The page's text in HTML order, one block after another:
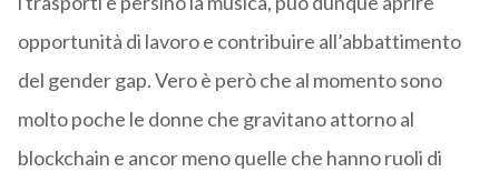
opportunità di lavoro e contribuire all’abbattimento
del gender gap. Vero è però che al momento sono
molto poche le donne che gravitano attorno al
blockchain e ancor meno quelle che hanno ruoli di